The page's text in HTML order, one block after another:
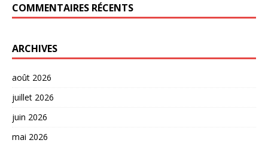
COMMENTAIRES RÉCENTS
ARCHIVES
août 2026
juillet 2026
juin 2026
mai 2026